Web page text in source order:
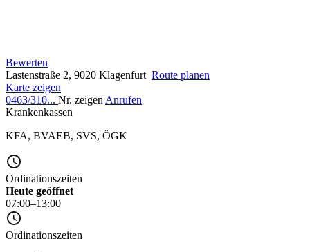
Bewerten
Lastenstraße 2, 9020 Klagenfurt Route planen
Karte zeigen
0463/310... Nr. zeigen Anrufen
Krankenkassen
KFA, BVAEB, SVS, ÖGK
Ordinationszeiten
Heute geöffnet
07:00–13:00
Ordinationszeiten